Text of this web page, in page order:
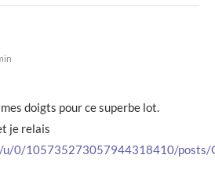
doigts pour ce superbe lot.
je relais
u/0/105735273057944318410/posts/